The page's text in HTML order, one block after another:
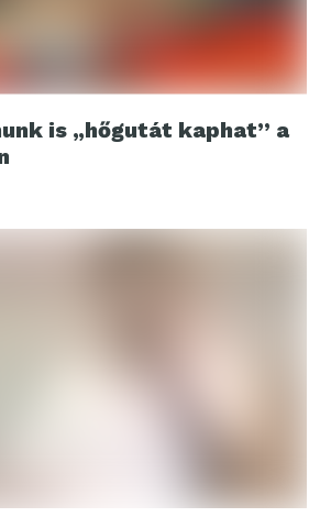
is „hőgutát kaphat” a